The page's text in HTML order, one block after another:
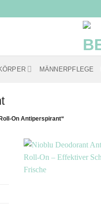
MÄNNERPFLEGE
On Antiperspirant“